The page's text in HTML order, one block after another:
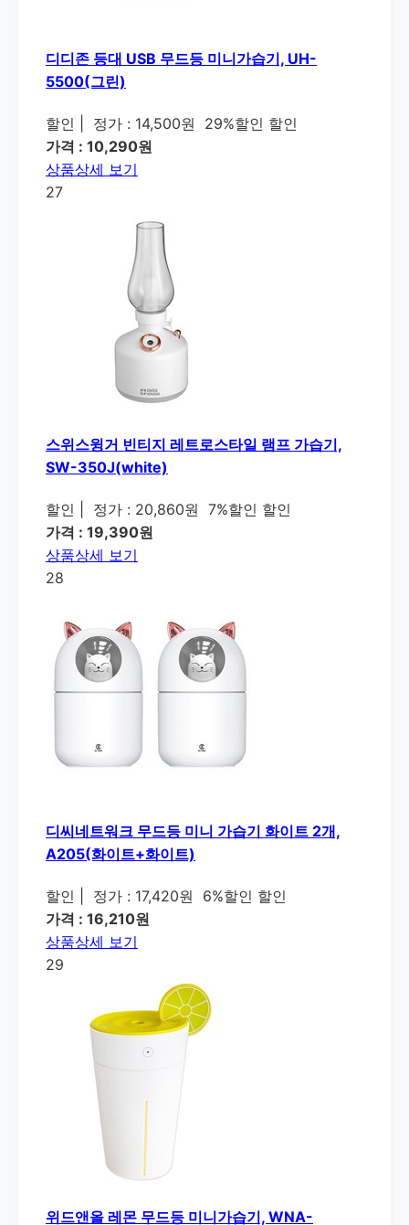
디디존 등대 USB 무드등 미니가습기, UH-
5500(그린)
할인 정가 : 14,500원
29%할인 할인
가격 : 10,290원
상품상세 보기
27
스위스윙거 빈티지 레트로스타일 램프 가습기,
SW-350J(white)
할인 정가 : 20,860원 7%할인 할인
가격 : 19,390원
상품상세 보기
28
디씨네트워크 무드등 미니 가습기 화이트 2개,
A205(화이트+화이트)
할인 정가 : 17,420원
6%할인 할인
가격 : 16,210원
상품상세 보기
29
위드앤올 레몬 무드등 미니가습기, WNA-